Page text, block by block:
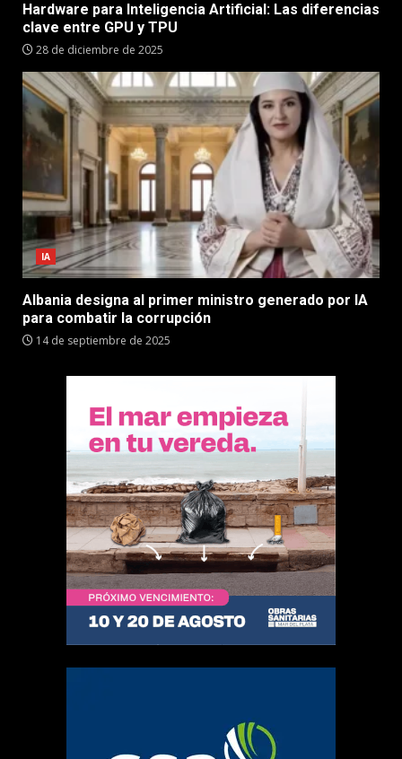
Hardware para Inteligencia Artificial: Las diferencias
clave entre GPU y TPU
28 de diciembre de 2025
IA
Albania designa al primer ministro generado por IA
para combatir la corrupción
14 de septiembre de 2025